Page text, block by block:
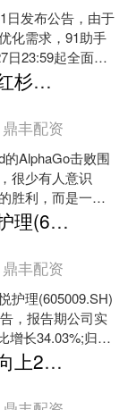
日发布公告，由于
化需求，91助手
日23:59起全面停
限于手机连接管
大通证券平台 红杉美国：未来五大AI投资方向，与10万亿美元市场机遇
鼎丰配资
的AlphaGo击败围
很少有人意识
胜利，而是一场
能想到，如今人
点点策略 豪悦护理(605009.SH)发布半年度业绩，归母净利润1.48亿元，同比下降23.47%
鼎丰配资
护理(605009.SH)
，报告期公司实
增长34.03%;归母
降....在线股票配资 向上2026：二月春潮涌&#32;活力升腾向新行